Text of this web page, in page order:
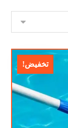
تخفيض!